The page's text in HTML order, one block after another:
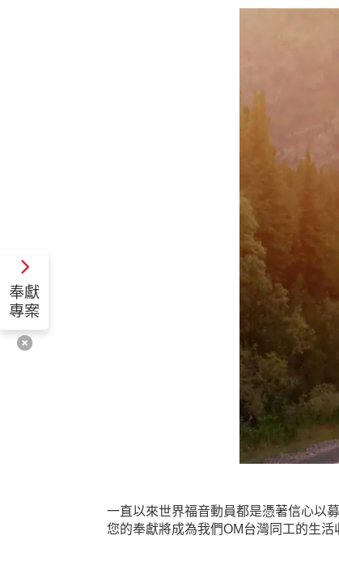
一直以來世界福音動員都是憑著信心以
您的奉獻將成為我們OM台灣同工的生活
奉獻
專案